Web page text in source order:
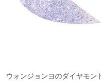
ウォンジョンヨのダイヤモン